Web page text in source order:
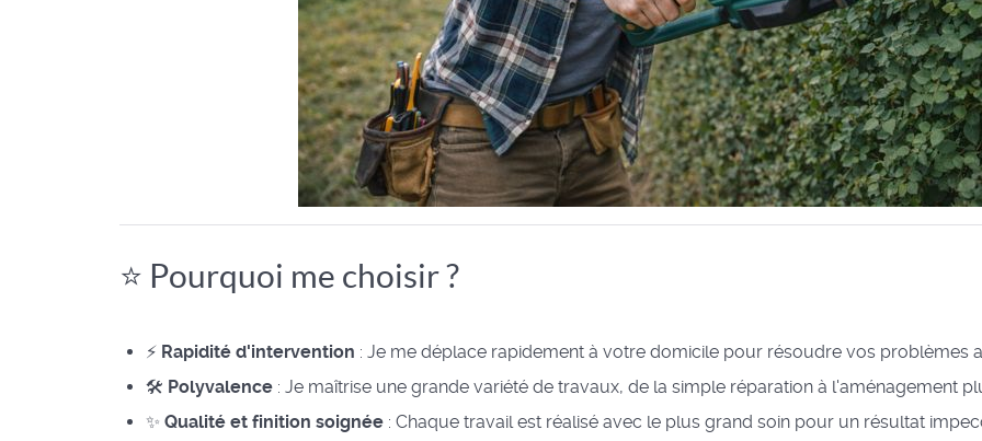
⭐ Pourquoi me choisir ?
⚡ Rapidité d'intervention : Je me déplace rapidement à votre domicile pour résoudre vos problèmes
🛠️ Polyvalence : Je maîtrise une grande variété de travaux, de la simple réparation à l'aménagement
✨ Qualité et finition soignée : Chaque travail est réalisé avec le plus grand soin pour un résultat